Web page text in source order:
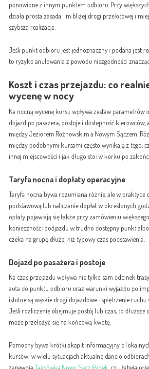
ponowione z innym punktem odbioru. Przy
działa prosta zasada: im bliżej drogi przelotowej i
szybsza realizacja.
Jeśli punkt odbioru jest jednoznaczny i podana jest
to ryzyko anulowania z powodu niezgodności
Koszt i czas przejazdu: co
wycenę w nocy
Na nocną wycenę kursu wpływa zestaw parametrów
dojazd po pasażera, postoje i dostępność kierowców,
między Jeziorem Rożnowskim a Nowym Sączem.
między podobnymi kursami często wynikają z tego,
innej miejscowości i jak długo stoi w korku po
Taryfa nocna i dopłaty operacyjne
Taryfa nocna bywa rozumiana różnie, ale w praktyce
podstawową lub naliczanie dopłat w określonych
opłaty pojawiają się także przy zamówieniu
konieczności podjazdu w trudno dostępny punkt
czeka na grupę dłużej niż typowy czas podstawienia.
Dojazd po pasażera i postoje
Na czas przejazdu wpływa nie tylko sam odcinek
auta do punktu odbioru oraz warunki wyjazdu po
istotne są wąskie drogi dojazdowe i spiętrzenie ruchu
Jeśli rozliczenie obejmuje postój lub czas, to dłuższe
może przełożyć się na końcową kwotę.
Pomocny bywa krótki akapit informacyjny o
kursów; w wielu sytuacjach aktualne dane o